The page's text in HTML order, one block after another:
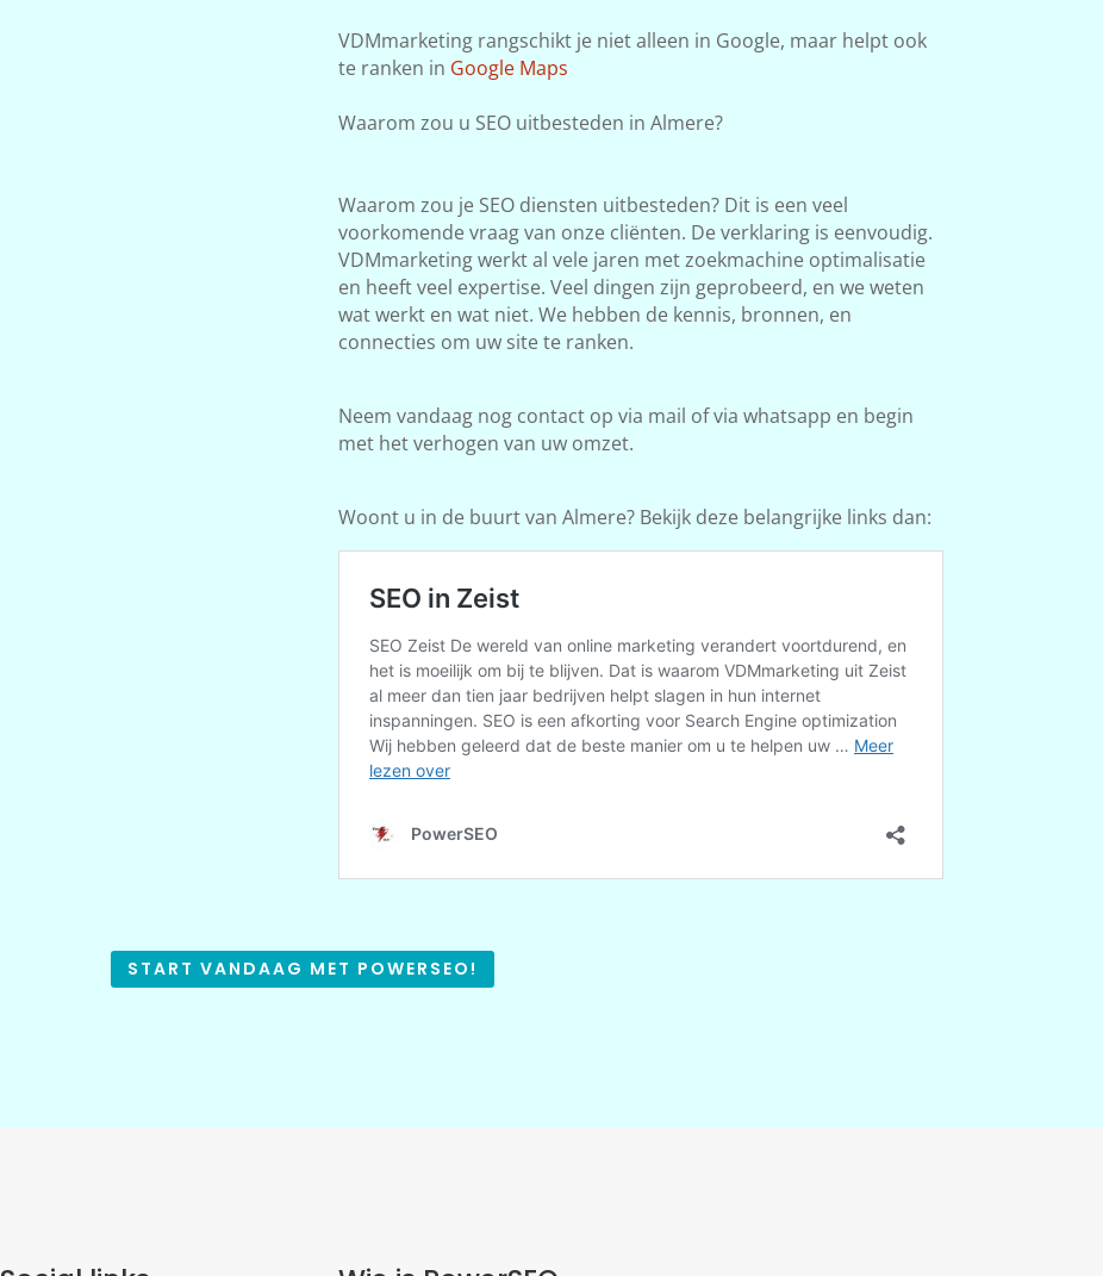
VDMmarketing rangschikt je niet alleen in Google, maar helpt ook
te ranken in Google Maps
Waarom zou u SEO uitbesteden in Almere?
Waarom zou je SEO diensten uitbesteden? Dit is een veel
voorkomende vraag van onze cliënten. De verklaring is eenvoudig.
VDMmarketing werkt al vele jaren met zoekmachine optimalisatie
en heeft veel expertise. Veel dingen zijn geprobeerd, en we weten
wat werkt en wat niet. We hebben de kennis, bronnen, en
connecties om uw site te ranken.
Neem vandaag nog contact op via mail of via whatsapp en begin
met het verhogen van uw omzet.
Woont u in de buurt van Almere? Bekijk deze belangrijke links dan:
START VANDAAG MET POWERSEO!